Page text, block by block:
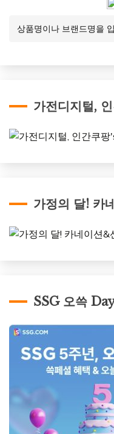
가전디지털,
가정의 달! 카
SSG 오쓱